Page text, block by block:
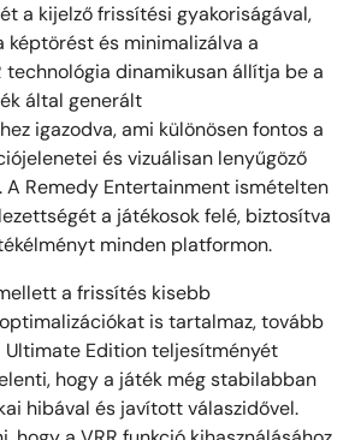
a kijelző frissítési gyakoriságával,
képtörést és minimalizálva a
technológia dinamikusan állítja be a
által generált
igazodva, ami különösen fontos a
és vizuálisan lenyűgöző
A Remedy Entertainment ismételten
a játékosok felé, biztosítva
minden platformon.
a frissítés kisebb
is tartalmaz, tovább
Edition teljesítményét
hogy a játék még stabilabban
hibával és javított válaszidővel.